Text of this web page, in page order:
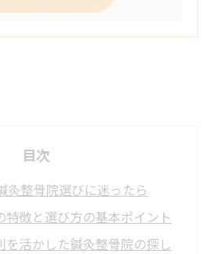
目次
灸整骨院選びに迷ったら
特徴と選び方の基本ポイント
を活かした鍼灸整骨院の探し